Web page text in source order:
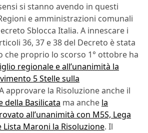
si stanno avendo in questi
e amministrazioni comunali
Sblocca Italia. A innescare i
36, 37 e 38 del Decreto è stata
che proprio lo scorso 1° ottobre ha
regionale e all’unanimità la
5 Stelle sulla
approvare la Risoluzione anche il
della Basilicata ma anche la
all’unanimità con M5S, Lega
Lista Maroni la Risoluzione. Il